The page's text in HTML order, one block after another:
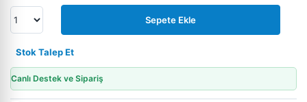
Sepete Ekle
Stok Talep Et
Canlı Destek ve Sipariş